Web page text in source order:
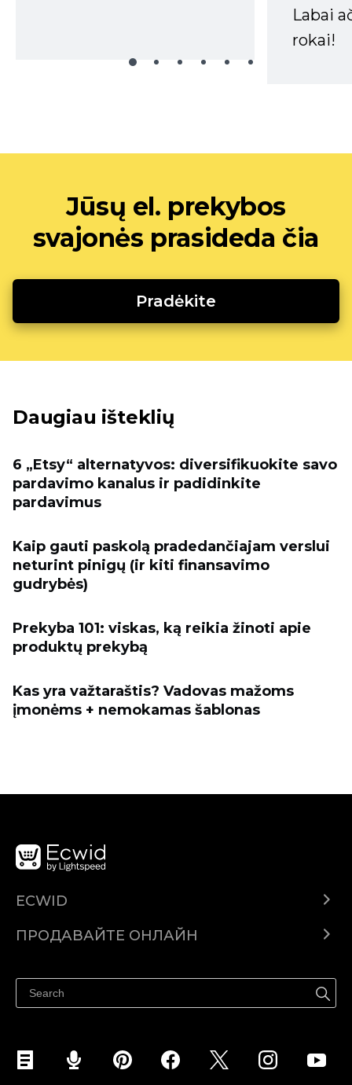
Labai
rokai!
Jūsų el. prekybos
svajonės prasideda čia
Pradėkite
Daugiau išteklių
6 „Etsy“ alternatyvos: diversifikuokite savo
pardavimo kanalus ir padidinkite
pardavimus
Kaip gauti paskolą pradedančiajam verslui
neturint pinigų (ir kiti finansavimo
gudrybės)
Prekyba 101: viskas, ką reikia žinoti apie
produktų prekybą
Kas yra važtaraštis? Vadovas mažoms
įmonėms + nemokamas šablonas
ECWID
Помощен център
ПРОДАВАЙТЕ ОНЛАЙН
Продавайте във Facebook
Продавайте в Instagram